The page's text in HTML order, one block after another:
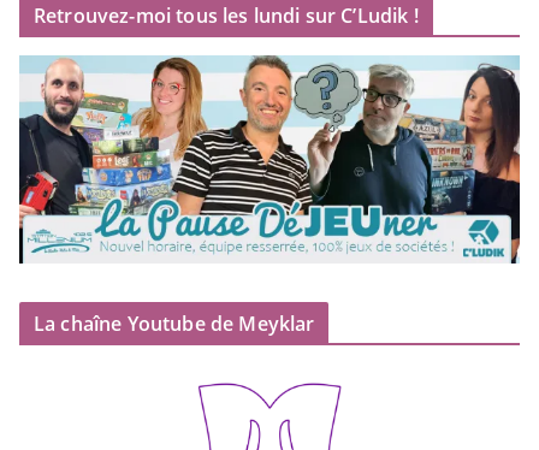
Retrouvez-moi tous les lundi sur C’Ludik !
La chaîne Youtube de Meyklar